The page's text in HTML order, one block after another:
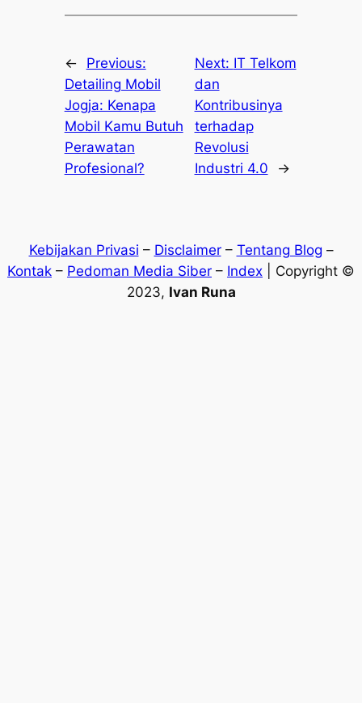
←
Previous:
Detailing Mobil
Jogja: Kenapa
Mobil Kamu Butuh
Perawatan
Profesional?
Next: IT Telkom
dan
Kontribusinya
terhadap
Revolusi
Industri 4.0
→
Kebijakan Privasi – Disclaimer– Tentang Blog –
Kontak – Pedoman Media Siber – Index | Copyright ©
2023, Ivan Runa